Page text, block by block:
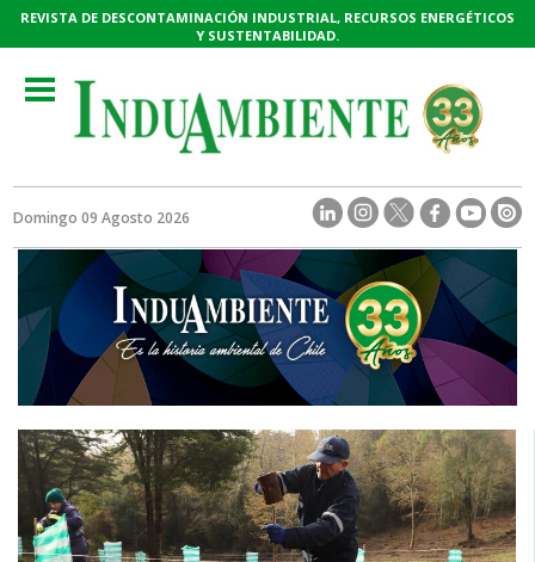
REVISTA DE DESCONTAMINACIÓN INDUSTRIAL, RECURSOS ENERGÉTICOS
Y SUSTENTABILIDAD.
Toggle
navigation
Domingo 09 Agosto 2026